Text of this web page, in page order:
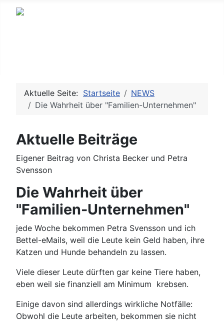
Aktuelle Seite: Startseite
NEWS
Die Wahrheit über "Familien-Unternehmen"
Aktuelle Beiträge
Eigener Beitrag von Christa Becker und Petra
Svensson
Die Wahrheit über
"Familien-Unternehmen"
jede Woche bekommen Petra Svensson und ich
Bettel-eMails, weil die Leute kein Geld haben, ihre
Katzen und Hunde behandeln zu lassen.
Viele dieser Leute dürften gar keine Tiere haben,
eben weil sie finanziell am Minimum krebsen.
Einige davon sind allerdings wirkliche Notfälle:
Obwohl die Leute arbeiten, bekommen sie nicht